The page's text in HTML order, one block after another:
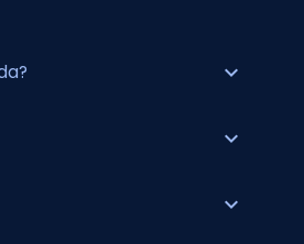
expand_more
expand_more
expand_more